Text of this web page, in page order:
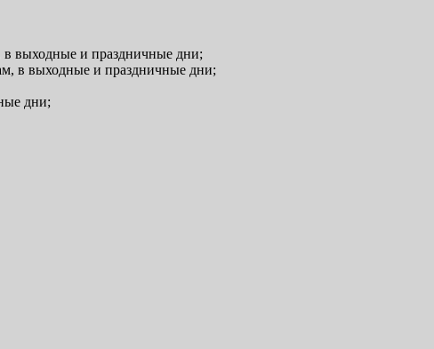
в выходные и праздничные дни;
в выходные и праздничные дни;
дни;